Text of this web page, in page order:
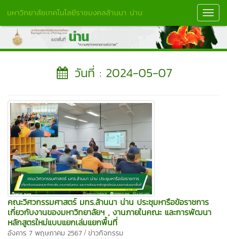
มหาวิทยาลัยเทคโนโลยีราชมงคลล้านนา น่าน
วันที่ : 2024-05-07
คณะวิศวกรรมศาสตร์ มทร.ล้านนา น่าน ประชุมหารือข้อราชการ
เกี่ยวกับงานของมหาวิทยาลัยฯ , งานภายในคณะ และการพัฒนา
หลักสูตรใหม่แบบแยกเล่มแยกพื้นที่
อังคาร 7 พฤษภาคม 2567 / ข่าวกิจกรรม